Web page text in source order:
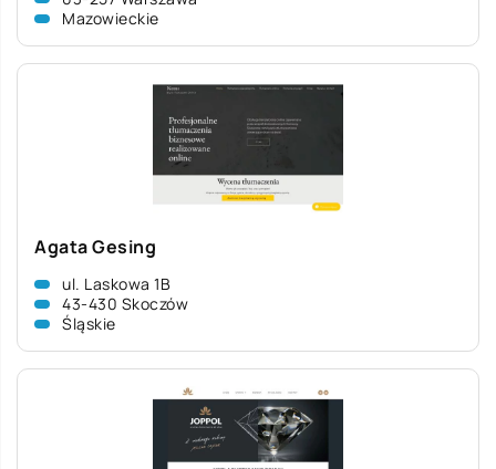
Mazowieckie
Agata Gesing
ul. Laskowa 1B
43-430 Skoczów
Śląskie